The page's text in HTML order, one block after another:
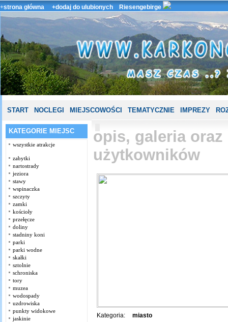
+strona główna +dodaj do ulubionych Riesengebirge
START NOCLEGI MIEJSCOWOŚCI TEMATYCZNIE IMPREZY
KATEGORIE MIEJSC
wszystkie atrakcje
zabytki
nartostrady
jeziora
stawy
wspinaczka
szczyty
zamki
kościoły
przełęcze
doliny
stadniny koni
parki
parki wodne
skałki
sztolnie
schroniska
tory
muzea
wodospady
uzdrowiska
punkty widokowe
jaskinie
opis, galeria oraz
użytkowników
Kategoria: miasto